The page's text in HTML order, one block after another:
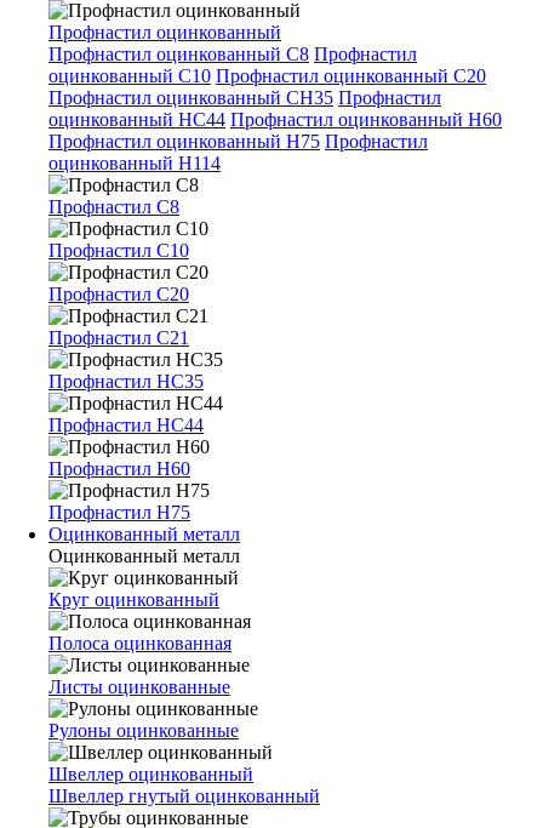
Профнастил оцинкованный
Профнастил оцинкованный С8 Профнастил
оцинкованный С10 Профнастил оцинкованный С20
Профнастил оцинкованный СН35 Профнастил
оцинкованный НС44 Профнастил оцинкованный Н60
Профнастил оцинкованный Н75 Профнастил
оцинкованный Н114
Профнастил С8
Профнастил С10
Профнастил С20
Профнастил С21
Профнастил НС35
Профнастил НС44
Профнастил Н60
Профнастил Н75
Оцинкованный металл
Оцинкованный металл
Круг оцинкованный
Полоса оцинкованная
Листы оцинкованные
Рулоны оцинкованные
Швеллер оцинкованный
Швеллер гнутый оцинкованный